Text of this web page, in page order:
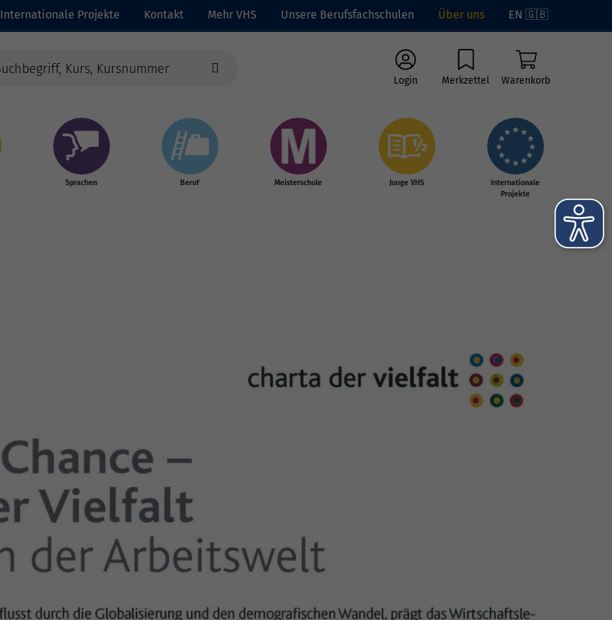
Internationale Projekte Kontakt Mehr VHS Unsere Berufsfachschulen Über uns EN 🇬🇧
Login Merkzettel Warenkorb
Sprachen Beruf Meisterschule Junge VHS
Internationale
Projekte